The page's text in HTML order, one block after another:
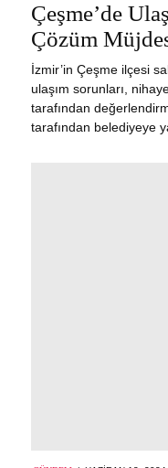
Çeşme’de
Çözüm
İzmir’in Çeşme ilçesi
ulaşım sorunları,
tarafından
tarafından belediyeye